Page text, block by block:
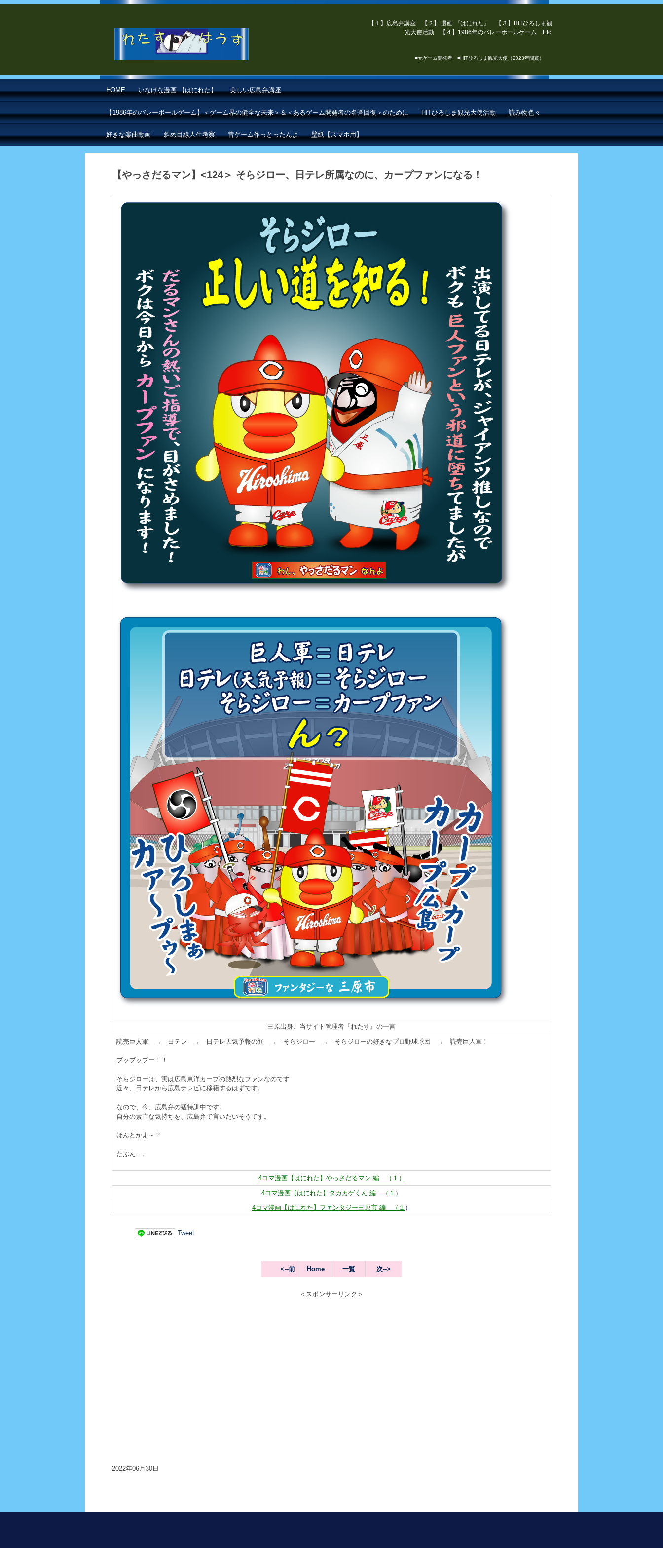
【１】広島弁講座 【２】 漫画 『はにれた』 【３】HITひろしま観
光大使活動 【４】1986年のバレーボールゲーム Etc.
■元ゲーム開発者 ■HITひろしま観光大使（2023年間賞）
HOME いなげな漫画 【はにれた】 美しい広島弁講座
【1986年のバレーボールゲーム】＜ゲーム界の健全な未来＞＆＜あるゲーム開発者の名誉回復＞のために HITひろしま観光大使活動 読み物色々
好きな楽曲動画 斜め目線人生考察 昔ゲーム作っとったんよ 壁紙【スマホ用】
【やっさだるマン】<124＞ そらジロー、日テレ所属なのに、カープファンになる！
三原出身、当サイト管理者『れたす』の一言
読売巨人軍 → 日テレ → 日テレ天気予報の顔 → そらジロー → そらジローの好きなプロ野球球団 → 読売巨人軍！
ブッブッブー！！
そらジローは、実は広島東洋カープの熱烈なファンなのです
近々、日テレから広島テレビに移籍するはずです。
なので、今、広島弁の猛特訓中です。
自分の素直な気持ちを、広島弁で言いたいそうです。
ほんとかよ～？
たぶん…。
4コマ漫画【はにれた】やっさだるマン 編 （１）
4コマ漫画【はにれた】タカカゲくん 編 （１ ）
4コマ漫画【はにれた】ファンタジー三原市 編 （１ ）
Tweet
<--前 Home 一覧 次-->
＜スポンサーリンク＞
2022年06月30日